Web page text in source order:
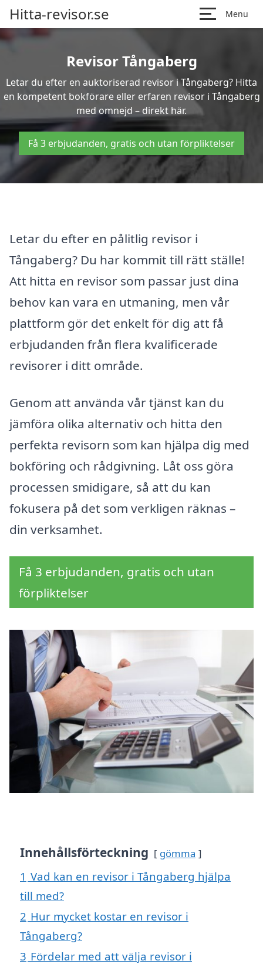
Hitta-revisor.se Menu
Revisor Tångaberg
Letar du efter en auktoriserad revisor i Tångaberg? Hitta
en kompetent bokförare eller erfaren revisor i Tångaberg
med omnejd – direkt här.
Få 3 erbjudanden, gratis och utan förpliktelser
Letar du efter en pålitlig revisor i
Tångaberg? Du har kommit till rätt ställe!
Att hitta en revisor som passar just dina
behov kan vara en utmaning, men vår
plattform gör det enkelt för dig att få
erbjudanden från flera kvalificerade
revisorer i ditt område.
Genom att använda vår tjänst kan du
jämföra olika alternativ och hitta den
perfekta revisorn som kan hjälpa dig med
bokföring och rådgivning. Låt oss göra
processen smidigare, så att du kan
fokusera på det som verkligen räknas –
din verksamhet.
Få 3 erbjudanden, gratis och utan
förpliktelser
Innehållsförteckning gömma
1 Vad kan en revisor i Tångaberg hjälpa
till med?
2 Hur mycket kostar en revisor i
Tångaberg?
3 Fördelar med att välja revisor i